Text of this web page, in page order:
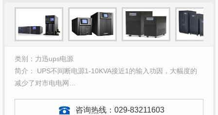
类别：力迅ups电源
简介： UPS不间断电源1-10KVA接近1的输入功因，大幅度的
减少了对市电电网…
咨询热线： 029-83211603